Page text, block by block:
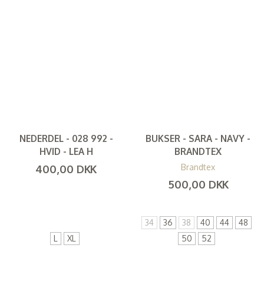
NEDERDEL - 028 992 -
HVID - LEA H
400,00 DKK
L XL
BUKSER - SARA - NAVY -
BRANDTEX
Brandtex
500,00 DKK
34 36 38 40 44
48
50
52